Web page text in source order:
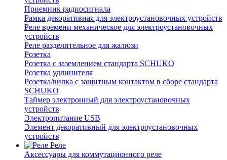
Приемник радиосигнала
Рамка декоративная для электроустановочных устройств
Реле времени механическое для электроустановочных
устройств
Реле разделительное для жалюзи
Розетка
Розетка с заземлением стандарта SCHUKO
Розетка удлинителя
Розетка/вилка с защитным контактом в сборе стандарта
SCHUKO
Таймер электронный для электроустановочных
устройств
Электропитание USB
Элемент декоративный для электроустановочных
устройств
Реле
Аксессуары для коммутационного реле